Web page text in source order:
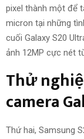
pixel thành một để
micron tại những
cuối Galaxy S20
ảnh 12MP cực nét
Thử
camera
Thứ hai, Samsung